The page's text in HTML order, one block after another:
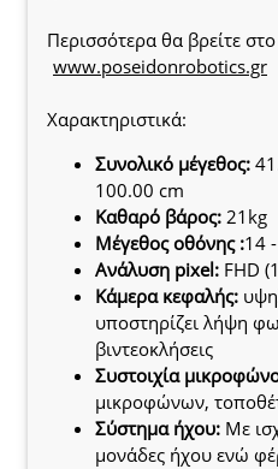
Περισσότερα θα βρείτε στο
www.poseidonrobotics.gr
Χαρακτηριστικά:
Συνολικό μέγεθος:
100.00 cm
Καθαρό βάρος: 21kg
Μέγεθος οθόνης :14
Ανάλυση pixel: FHD
Κάμερα κεφαλής:
υποστηρίζει λήψη
βιντεοκλήσεις
Συστοιχία
μικροφώνων,
Σύστημα ήχου: Με
μονάδες ήχου ενώ